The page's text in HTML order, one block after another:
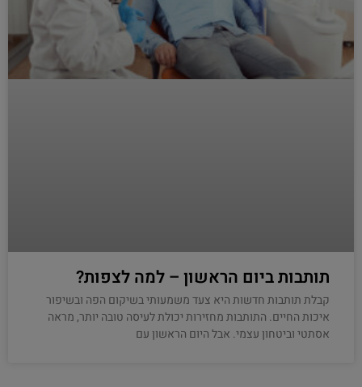
תותבות ביום הראשון – למה לצפות?
קבלת תותבות חדשות היא צעד משמעותי בשיקום הפה ובשיפור
איכות החיים. התותבות מחזירות יכולת לעיסה טובה יותר, מראה
אסתטי וביטחון עצמי. אבל היום הראשון עם